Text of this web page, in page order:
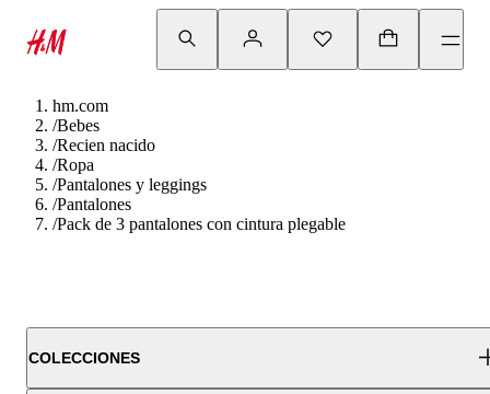
hm.com
/Bebes
/Recien nacido
/Ropa
/Pantalones y leggings
/Pantalones
/Pack de 3 pantalones con cintura plegable
COLECCIONES